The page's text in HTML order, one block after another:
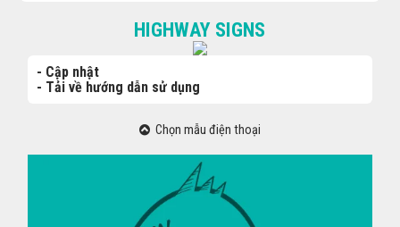
HIGHWAY SIGNS
- Cập nhật
- Tải về hướng dẫn sử dụng
Chọn mẫu điện thoại